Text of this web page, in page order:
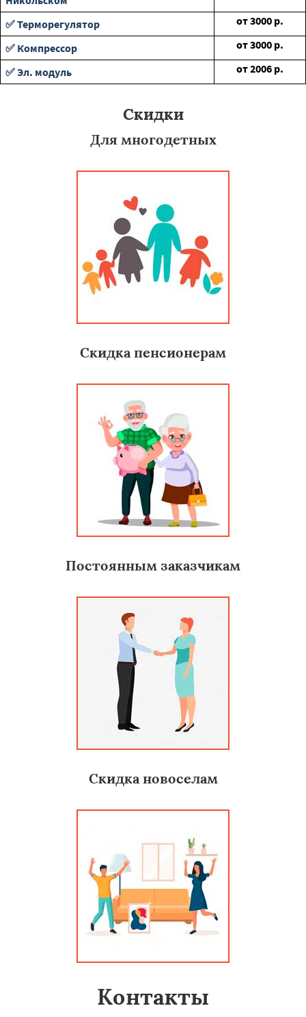
✅ Терморегулятор
от3000 р.
✅ Компрессор
от3000 р.
✅ Эл. модуль
от2006 р.
Скидки
Для многодетных
Скидка пенсионерам
Постоянным заказчикам
Скидка новоселам
Контакты